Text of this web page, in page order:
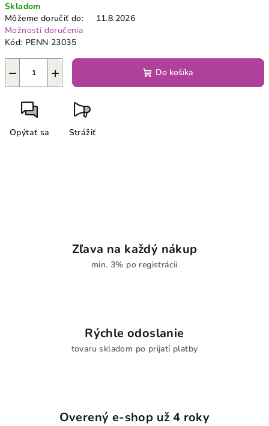
cena:
Skladom
Môžeme doručiť do:
11.8.2026
Možnosti doručenia
Kód: PENN 23035
+
− Do košíka
Opýtať sa Strážiť
Zľava na každý nákup
min. 3% po registrácii
Rýchle odoslanie
tovaru skladom po prijatí platby
Overený e-shop už 4 roky